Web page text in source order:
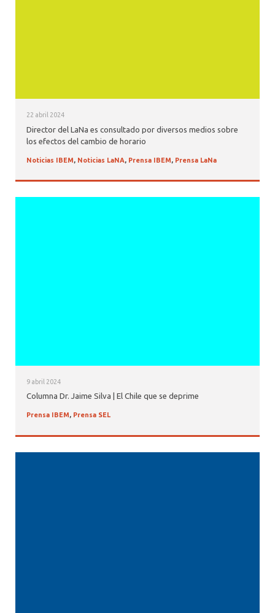
22 abril 2024
Director del LaNa es consultado por diversos medios sobre
los efectos del cambio de horario
Noticias IBEM, Noticias LaNA, Prensa IBEM, Prensa LaNa
9 abril 2024
Columna Dr. Jaime Silva | El Chile que se deprime
Prensa IBEM, Prensa SEL